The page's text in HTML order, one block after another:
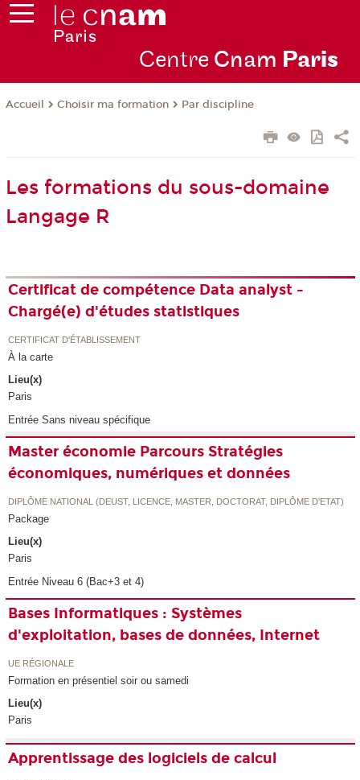
Centre Cnam Paris
Accueil Choisir ma formation Par discipline
Les formations du sous-domaine
Langage R
Certificat de compétence Data analyst -
Chargé(e) d'études statistiques
CERTIFICAT D'ÉTABLISSEMENT
À la carte
Lieu(x)
Paris
Entrée Sans niveau spécifique
Master économie Parcours Stratégies
économiques, numériques et données
DIPLÔME NATIONAL (DEUST, LICENCE, MASTER, DOCTORAT, DIPLÔME D'ETAT)
Package
Lieu(x)
Paris
Entrée Niveau 6 (Bac+3 et 4)
Bases Informatiques : Systèmes
d'exploitation, bases de données, Internet
UE RÉGIONALE
Formation en présentiel soir ou samedi
Lieu(x)
Paris
Apprentissage des logiciels de calcul